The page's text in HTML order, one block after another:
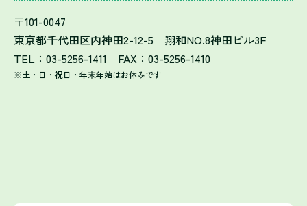
〒101-0047
東京都千代田区内神田2-12-5 翔和NO.8神田ビル3F
TEL：03-5256-1411 FAX：03-5256-1410
※土・日・祝日・年末年始はお休みです